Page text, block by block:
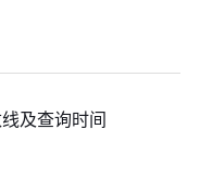
及查询时间